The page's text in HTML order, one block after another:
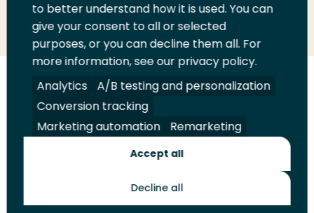
Deel
LinkedIn
Deel
op
Twitter
Deel
op
Facebook
Email
deze
pagina
Print
deze
pagina
Volg
ons
op
LinkedIn
Volg
ons
op
Facebook
Volg
ons
op
YouTube
Volg
ons
op
Instagram
Juridisch Security A-Z Index
Contact
Toekomstmakers
to better understand how it is used. You can
give your consent to all or selected
purposes, or you can decline them all. For
more information, see our privacy policy.
Analytics
A/B testing and personalization
Conversion tracking
Marketing automation
Remarketing
Accept all
Decline all